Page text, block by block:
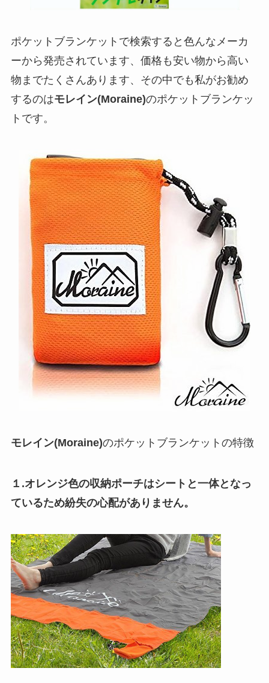
ポケットブランケットで検索すると色んなメーカ
ーから発売されています、価格も安い物から高い
物までたくさんあります、その中でも私がお勧め
するのはモレイン(Moraine)のポケットブランケッ
トです。
モレイン(Moraine)のポケットブランケットの特徴
１.オレンジ色の収納ポーチはシートと一体となっ
ているため紛失の心配がありません。